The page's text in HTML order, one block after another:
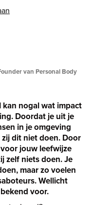
van Personal Body
kan nogal wat impact
Doordat je uit je
in je omgeving
dit niet doen. Door
jouw leefwijze
zelf niets doen. Je
maar zo voelen
Wellicht
voor.